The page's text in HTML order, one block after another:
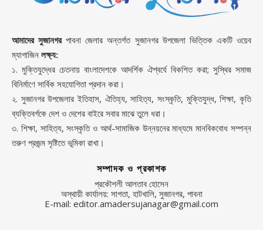
আমাদের সুজানগরপাবনা জেলার অন্তর্গত সুজানগর উপজেলা ভিত্তিক একটি ওয়েব
ম্যাগাজিন লক্ষ্য:
১. মুক্তিযুদ্ধের চেতনায় বাংলাদেশকে আদর্শিক ঐশ্বর্যে বিকশিত করা; সুস্থির সমাজ
বিনির্মাণে সার্বিক সহযোগিতা প্রদান করা।
২. সুজানগর উপজেলার ইতিহাস, ঐতিহ্য, সাহিত্য, সংস্কৃতি, মুক্তিযুদ্ধ, শিক্ষা, কৃতি
ব্যক্তিবর্গকে দেশ ও দেশের বাইরে সবার মাঝে তুলে ধরা।
৩. শিক্ষা, সাহিত্য, সংস্কৃতি ও আর্থ-সামাজিক উন্নয়নের মাধ্যমে মানবিকবোধ সম্পন্ন
তরুণ প্রজন্ম সৃষ্টিতে ভূমিকা রাখা।
সম্পাদক ও প্রকাশক
প্রকৌশলী আলতাব হোসেন
অস্থায়ী কার্যালয়: সাগতা, হাটখালি, সুজানগর, পাবনা
E-mail: editor.amadersujanagar@gmail.com